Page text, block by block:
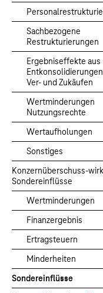
Sachbezogene
Restrukturierungen
Ergebniseffekte aus
Ver- und Zukäufen
Wertminderungen
Nutzungsrechte
Wertaufholungen
Sonstiges
Konzernüberschuss-
Sondereinflüsse
Wertminderungen
Finanzergebnis
Ertragsteuern
Minderheiten
Sondereinflüsse